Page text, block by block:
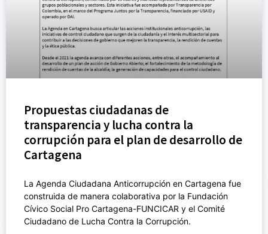
Propuestas ciudadanas de
transparencia y lucha contra la
corrupción para el plan de desarrollo de
Cartagena
La Agenda Ciudadana Anticorrupción en Cartagena fue
construida de manera colaborativa por la Fundación
Cívico Social Pro Cartagena-FUNCICAR y el Comité
Ciudadano de Lucha Contra la Corrupción.